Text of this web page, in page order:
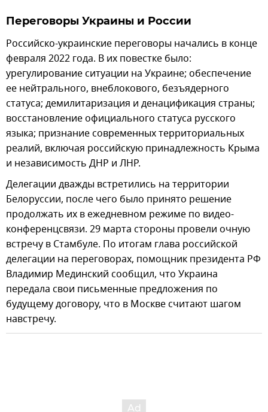
Переговоры Украины и России
Российско-украинские переговоры начались в конце
февраля 2022 года. В их повестке было:
урегулирование ситуации на Украине; обеспечение
ее нейтрального, внеблокового, безъядерного
статуса; демилитаризация и денацификация страны;
восстановление официального статуса русского
языка; признание современных территориальных
реалий, включая российскую принадлежность Крыма
и независимость ДНР и ЛНР.
Делегации дважды встретились на территории
Белоруссии, после чего было принято решение
продолжать их в ежедневном режиме по видео-
конференцсвязи. 29 марта стороны провели очную
встречу в Стамбуле. По итогам глава российской
делегации на переговорах, помощник президента РФ
Владимир Мединский сообщил, что Украина
передала свои письменные предложения по
будущему договору, что в Москве считают шагом
навстречу.